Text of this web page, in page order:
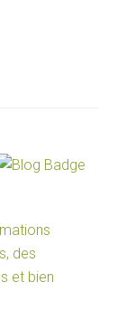
des
et bien